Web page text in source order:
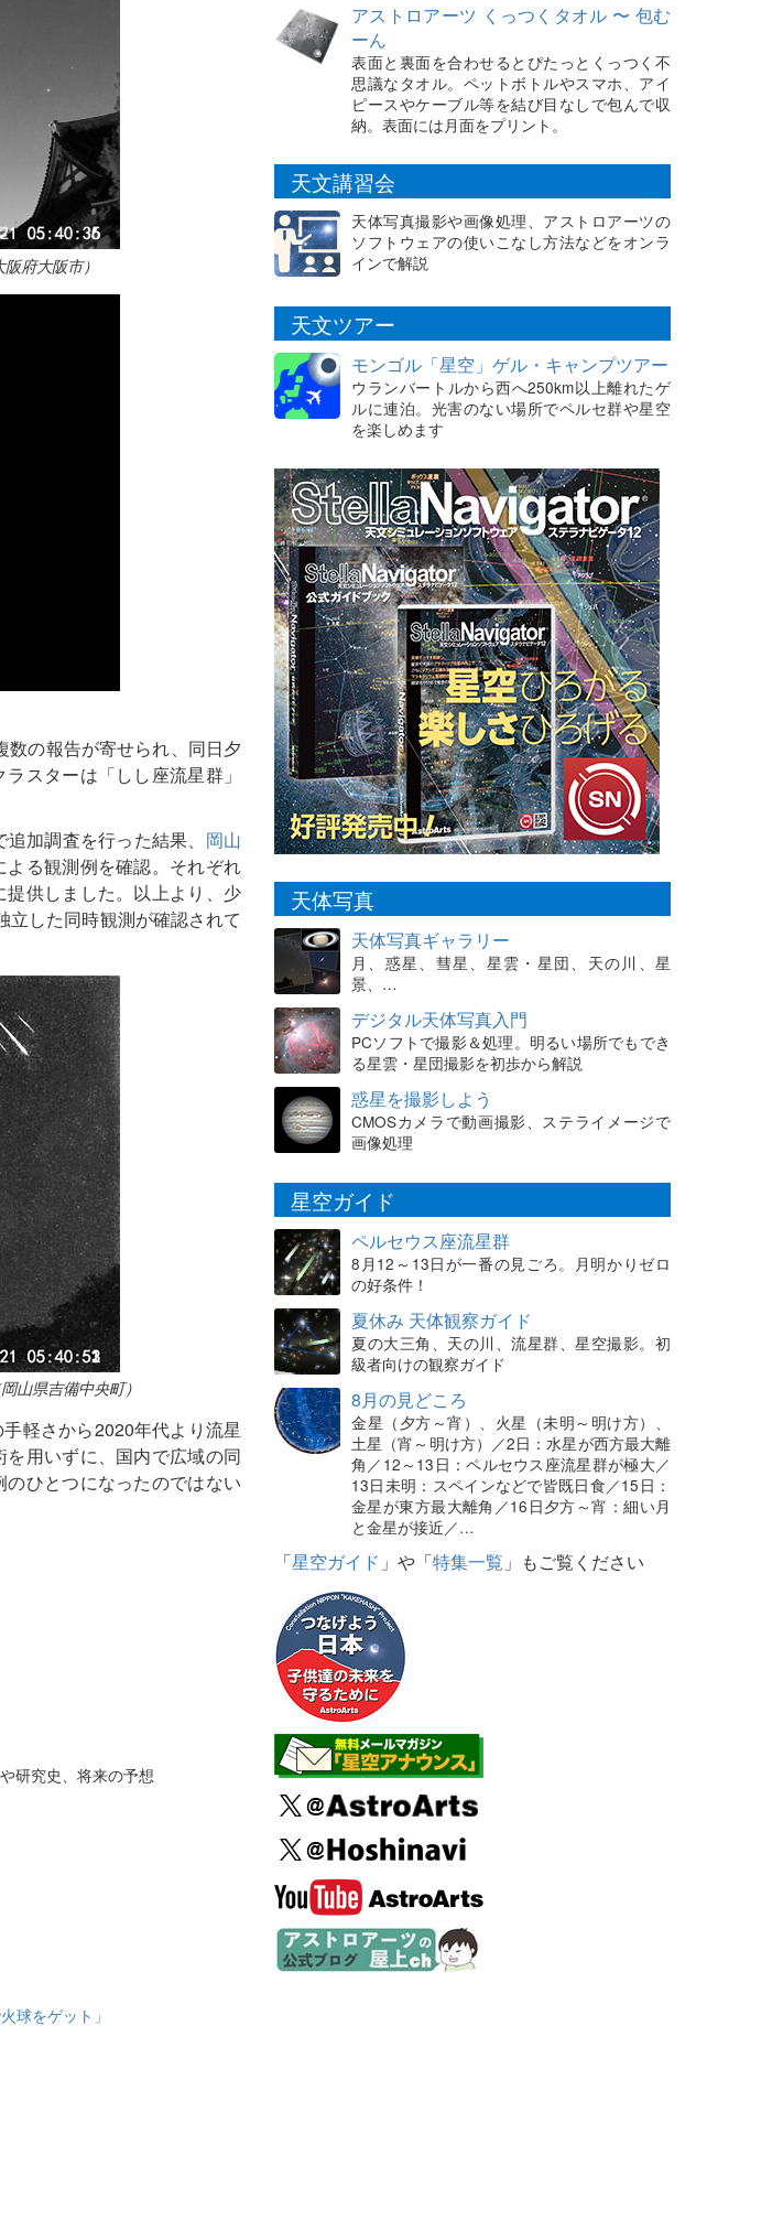
府大阪市）
数の報告が寄せられ、同日夕
スターは「しし座流星群」
加調査を行った結果、 岡山
よる観測例を確認。それぞれ
供しました。以上より、少
立した同時観測が確認されて
山県吉備中央町）
軽さから2020年代より流星
用いずに、国内で広域の同
ひとつになったのではない
研究史、将来の予想
球をゲット」
アストロアーツ くっつくタオル 〜 包む
ーん
表面と裏面を合わせるとぴたっとくっつく不
思議なタオル。ペットボトルやスマホ、アイ
ピースやケーブル等を結び目なしで包んで収
納。表面には月面をプリント。
天文講習会
天体写真撮影や画像処理、アストロアーツの
ソフトウェアの使いこなし方法などをオンラ
インで解説
天文ツアー
モンゴル「星空」ゲル・キャンプツアー
ウランバートルから西へ250km以上離れたゲ
ルに連泊。光害のない場所でペルセ群や星空
を楽しめます
天体写真
天体写真ギャラリー
月、惑星、彗星、星雲・星団、天の川、星
景、…
デジタル天体写真入門
PCソフトで撮影＆処理。明るい場所でもでき
る星雲・星団撮影を初歩から解説
惑星を撮影しよう
CMOSカメラで動画撮影、ステライメージで
画像処理
星空ガイド
ペルセウス座流星群
8月12～13日が一番の見ごろ。月明かりゼロ
の好条件！
夏休み 天体観察ガイド
夏の大三角、天の川、流星群、星空撮影。初
級者向けの観察ガイド
8月の見どころ
金星（夕方～宵）、火星（未明～明け方）、
土星（宵～明け方）／2日：水星が西方最大離
角／12～13日：ペルセウス座流星群が極大／
13日未明：スペインなどで皆既日食／15日：
金星が東方最大離角／16日夕方～宵：細い月
と金星が接近／…
「星空ガイド 」や「特集一覧 」もご覧ください